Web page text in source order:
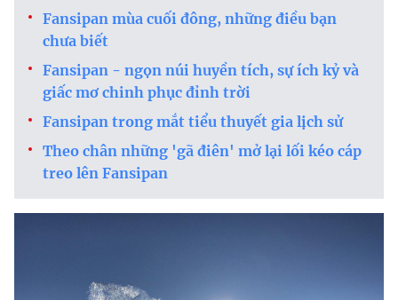
Fansipan mùa cuối đông, những điều bạn
chưa biết
Fansipan - ngọn núi huyền tích, sự ích kỷ và
giấc mơ chinh phục đỉnh trời
Fansipan trong mắt tiểu thuyết gia lịch sử
Theo chân những 'gã điên' mở lại lối kéo cáp
treo lên Fansipan